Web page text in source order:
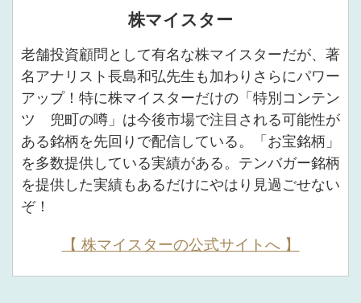
株マイスター
老舗投資顧問として有名な株マイスターだが、著
名アナリスト長島和弘先生も加わりさらにパワー
アップ！特に株マイスターだけの「特別コンテン
ツ 兜町の噂」は今後市場で注目される可能性が
ある銘柄を先回りで配信している。「お宝銘柄」
を多数提供している実績がある。テンバガー銘柄
を提供した実績もあるだけにやはり見過ごせない
ぞ！
【 株マイスターの公式サイトへ 】